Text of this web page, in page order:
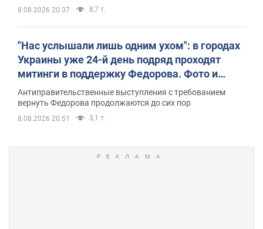
8.08.2026 20:37 8,7 т.
"Нас услышали лишь одним ухом": в городах
Украины уже 24-й день подряд проходят
митинги в поддержку Федорова. Фото и
видео
Антиправительственные выступления с требованием
вернуть Федорова продолжаются до сих пор
8.08.2026 20:51 3,1 т.